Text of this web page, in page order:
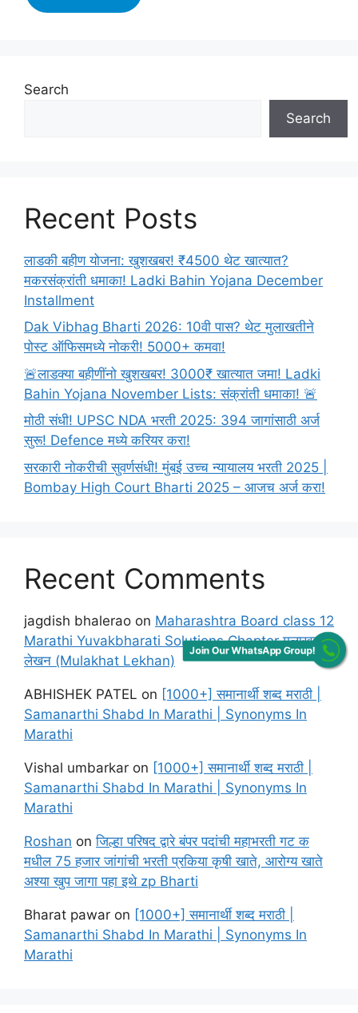
Food
अर्ज
Search
Search
Recent Posts
लाडकी बहीण योजना: खुशखबर! ₹4500 थेट खात्यात?
मकरसंक्रांती धमाका! Ladki Bahin Yojana December
Installment
Dak Vibhag Bharti 2026: 10वी पास? थेट मुलाखतीने
पोस्ट ऑफिसमध्ये नोकरी! 5000+ कमवा!
🚨लाडक्या बहीणींनो खुशखबर! 3000₹ खात्यात जमा! Ladki
Bahin Yojana November Lists: संक्रांती धमाका! 🚨
मोठी संधी! UPSC NDA भरती 2025: 394 जागांसाठी अर्ज
सुरू! Defence मध्ये करियर करा!
सरकारी नोकरीची सुवर्णसंधी! मुंबई उच्च न्यायालय भरती 2025 |
Bombay High Court Bharti 2025 – आजच अर्ज करा!
Recent Comments
jagdish bhalerao on Maharashtra Board class 12
Marathi Yuvakbharati Solutions Chapter मुलाखत
लेखन (Mulakhat Lekhan)
ABHISHEK PATEL on [1000+] समानार्थी शब्द मराठी |
Samanarthi Shabd In Marathi | Synonyms In
Marathi
Vishal umbarkar on [1000+] समानार्थी शब्द मराठी |
Samanarthi Shabd In Marathi | Synonyms In
Marathi
Roshan onजिल्हा परिषद द्वारे बंपर पदांची महाभरती गट क
मधील 75 हजार जांगांची भरती प्रकिया कृषी खाते, आरोग्य खाते
अश्या खुप जागा पहा इथे zp Bharti
Bharat pawar on [1000+] समानार्थी शब्द मराठी |
Samanarthi Shabd In Marathi | Synonyms In
Marathi
Join Our WhatsApp Group!